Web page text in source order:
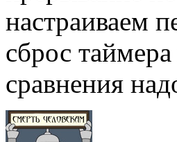
настраиваем
сброс
сравнения